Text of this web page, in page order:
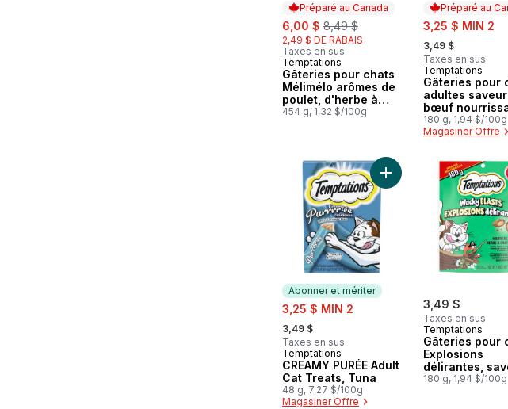
Préparé au Canada
sale:
6,00 $ , formerly:
8,49 $
2,49 $ DE RABAIS
Taxes en sus
Préparé au Canada
Temptations
Gâteries pour chats
Mélimélo arômes de
poulet, d'herbe à
chat et de cheddar
454 g, 1,32 $/100g
Préparé au
sale:
3,25 $ MIN 2
, formerly:
3,49 $
Taxes en sus
Préparé au
Temptations
Gâteries pour
adultes
bœuf
180 g, 1,94 $/100g
Magasiner Offre
Abonner et mériter
sale:
3,25 $ MIN 2
, formerly:
3,49 $
Taxes en sus
Abonner et mériter
Temptations
CREAMY PURÉE Adult
Cat Treats, Tuna
48 g, 7,27 $/100g
Magasiner Offre
Ajouter CREAMY
3,49 $
Taxes en sus
Temptations
Gâteries pour
Explosions
délirantes,
Herbe à chat
180 g, 1,94 $/100g